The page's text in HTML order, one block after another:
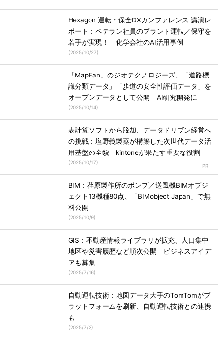
Hexagon 運転・保全DXカンファレンス 講演レ
ポート：ベテラン社員のプラント運転／保守を
若手が実現！ 化学会社のAI活用事例
(2025/10/27)
「MapFan」のジオテクノロジーズ、「道路標
識分類データ」「歩道の安全性評価データ」を
オープンデータとして公開 AI研究開発に
(2025/10/14)
表計算ソフトから脱却、データドリブン経営へ
の挑戦：塩野義製薬が構築した次世代データ活
用基盤の全貌 kintoneが果たす重要な役割
(2025/10/17)
BIM：荏原製作所のポンプ／送風機BIMオブジ
ェクト13機種80点、「BIMobject Japan」で無
料公開
(2025/10/9)
GIS：不動産情報ライブラリが拡充、人口集中
地区や災害履歴など順次公開 ビジネスアイデ
アも募集
(2025/7/16)
自動運転技術：地図データ大手のTomTomがプ
ラットフォームを刷新、自動運転技術との連携
も
(2025/7/3)